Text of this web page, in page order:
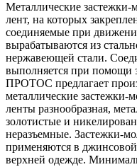
Металлические застежки-
лент, на которых
соединяемые при
вырабатываются из
нержавеющей стали.
выполняется при помощи
ПРОТОС предлагает
металлические застежки-
ленты разнообразная,
золотистые и
неразъемные. Застежки-
применяются в
верхней одежде.